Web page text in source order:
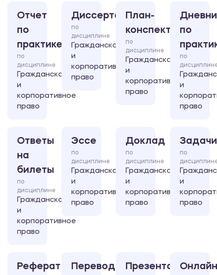
Отчет
по
практике
по
дисциплине
Гражданское
и
корпоративное
право
Диссертация
по
дисциплине
Гражданское
и
корпоративное
право
План-
конспект
по
дисциплине
Гражданское
и
корпоративное
право
по
по
и
право
Ответы
на
билеты
по
дисциплине
Гражданское
и
корпоративное
право
Эссе
по
дисциплине
Гражданское
и
корпоративное
право
Доклад
по
дисциплине
Гражданское
и
корпоративное
право
Задачи
по
и
право
Реферат Перевод Презентация